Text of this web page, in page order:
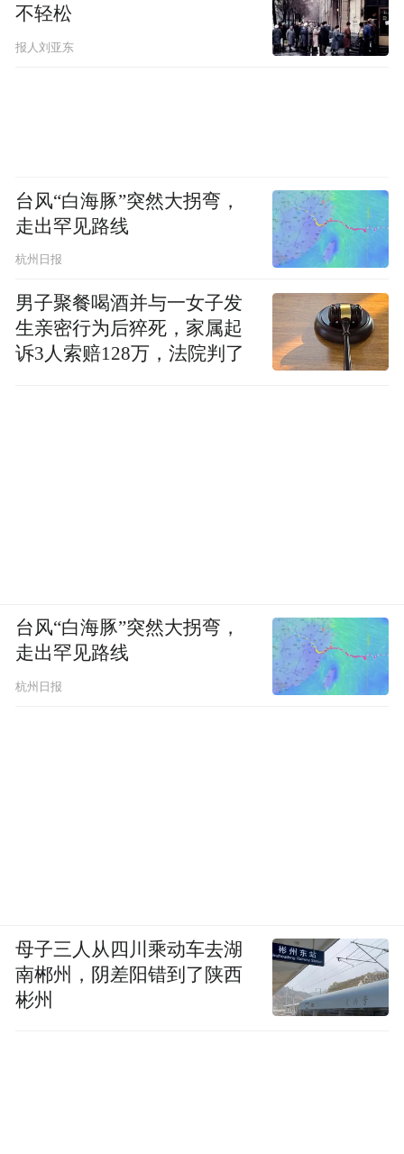
不轻松
报人刘亚东
台风“白海豚”突然大拐弯，
走出罕见路线
杭州日报
男子聚餐喝酒并与一女子发
生亲密行为后猝死，家属起
诉3人索赔128万，法院判了
台风“白海豚”突然大拐弯，
走出罕见路线
杭州日报
母子三人从四川乘动车去湖
南郴州，阴差阳错到了陕西
彬州